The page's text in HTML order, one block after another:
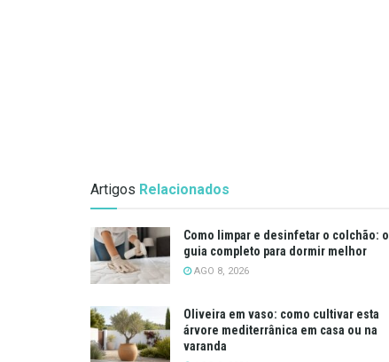
Artigos Relacionados
Como limpar e desinfetar o colchão: o
guia completo para dormir melhor
AGO 8, 2026
Oliveira em vaso: como cultivar esta
árvore mediterrânica em casa ou na
varanda